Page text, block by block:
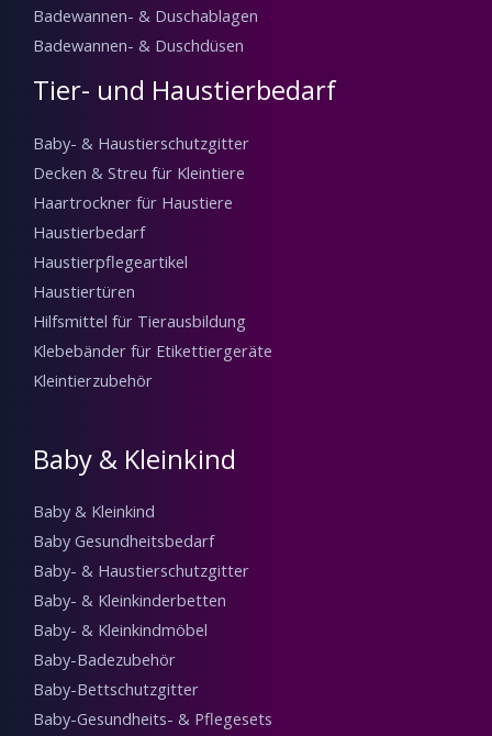
Badewannen- & Duschablagen
Badewannen- & Duschdüsen
Tier- und Haustierbedarf
Baby- & Haustierschutzgitter
Decken & Streu für Kleintiere
Haartrockner für Haustiere
Haustierbedarf
Haustierpflegeartikel
Haustiertüren
Hilfsmittel für Tierausbildung
Klebebänder für Etikettiergeräte
Kleintierzubehör
Baby & Kleinkind
Baby & Kleinkind
Baby Gesundheitsbedarf
Baby- & Haustierschutzgitter
Baby- & Kleinkinderbetten
Baby- & Kleinkindmöbel
Baby-Badezubehör
Baby-Bettschutzgitter
Baby-Gesundheits- & Pflegesets